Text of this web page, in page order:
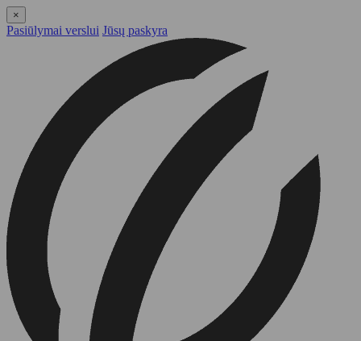
×
Pasiūlymai verslui Jūsų paskyra